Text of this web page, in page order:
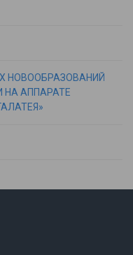
НОВООБРАЗОВАНИЙ
АППАРАТЕ